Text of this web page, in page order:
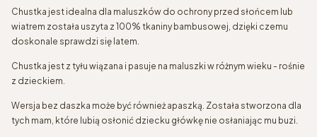
Chustka jest idealna dla maluszków do ochrony przed słońcem lub
wiatrem została uszyta z 100% tkaniny bambusowej, dzięki czemu
doskonale sprawdzi się latem.
Chustka jest z tyłu wiązana i pasuje na maluszki w różnym wieku - rośnie
z dzieckiem.
Wersja bez daszka może być również apaszką. Została stworzona dla
tych mam, które lubią osłonić dziecku główkę nie osłaniając mu buzi.